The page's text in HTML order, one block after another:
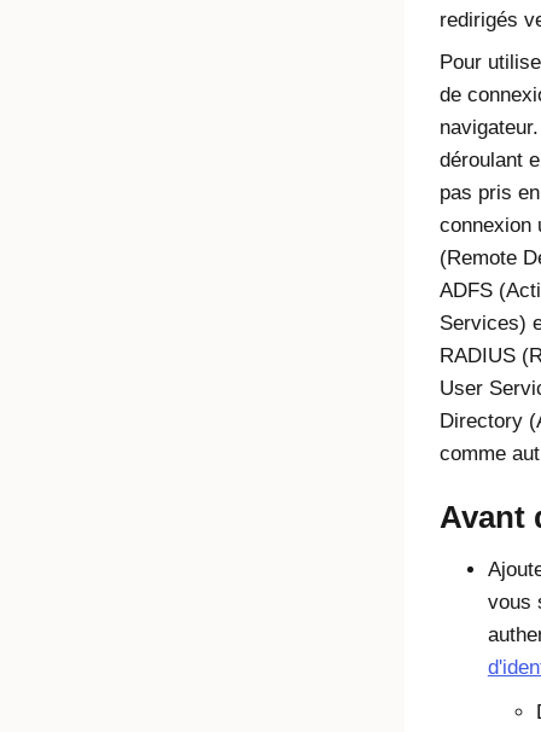
redirigés
Pour
de
déroulant
pas pris
connexion
(Remote
ADFS
Services)
RADIUS
User
Directory
comme
Avant
vous